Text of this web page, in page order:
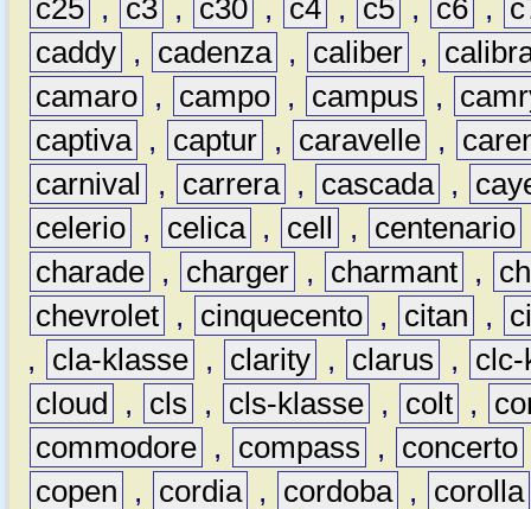
c25 , c3 , c30 , c4 , c5 , c6 ,
caddy , cadenza , caliber ,
camaro , campo , campus ,
captiva , captur , caravelle ,
carnival
, carrera , cascada ,
celerio , celica , cell , centenario
charade , charger , charmant ,
chevrolet , cinquecento , citan ,
,
cla-klasse , clarity , clarus ,
clc-
cloud
, cls , cls-klasse , colt ,
commodore , compass , concerto
copen
, cordia , cordoba ,
corolla